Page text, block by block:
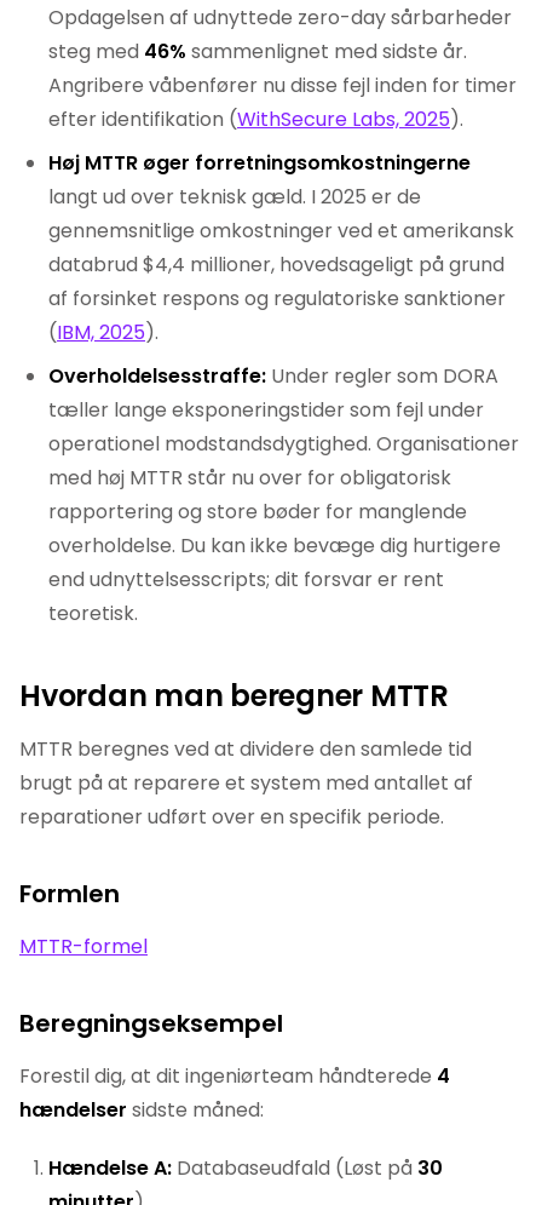
Opdagelsen af udnyttede zero-day sårbarheder
steg med 46% sammenlignet med sidste år.
Angribere våbenfører nu disse fejl inden for timer
efter identifikation (WithSecure Labs, 2025).
Høj MTTR øger forretningsomkostningerne
langt ud over teknisk gæld. I 2025 er de
gennemsnitlige omkostninger ved et amerikansk
databrud $4,4 millioner, hovedsageligt på grund
af forsinket respons og regulatoriske sanktioner
(IBM, 2025).
Overholdelsesstraffe: Under regler som DORA
tæller lange eksponeringstider som fejl under
operationel modstandsdygtighed. Organisationer
med høj MTTR står nu over for obligatorisk
rapportering og store bøder for manglende
overholdelse. Du kan ikke bevæge dig hurtigere
end udnyttelsesscripts; dit forsvar er rent
teoretisk.
Hvordan man beregner MTTR
MTTR beregnes ved at dividere den samlede tid
brugt på at reparere et system med antallet af
reparationer udført over en specifik periode.
Formlen
MTTR-formel
Beregningseksempel
Forestil dig, at dit ingeniørteam håndterede 4
hændelser sidste måned:
Hændelse A: Databaseudfald (Løst på 30